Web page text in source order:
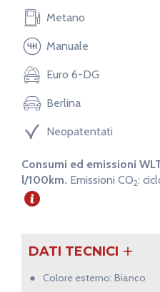
Metano
Manuale
Euro 6-DG
Berlina
Neopatentati
Consumi ed emissioni
l/100km. Emissioni CO2:
DATI TECNICI
Colore esterno: Bianco